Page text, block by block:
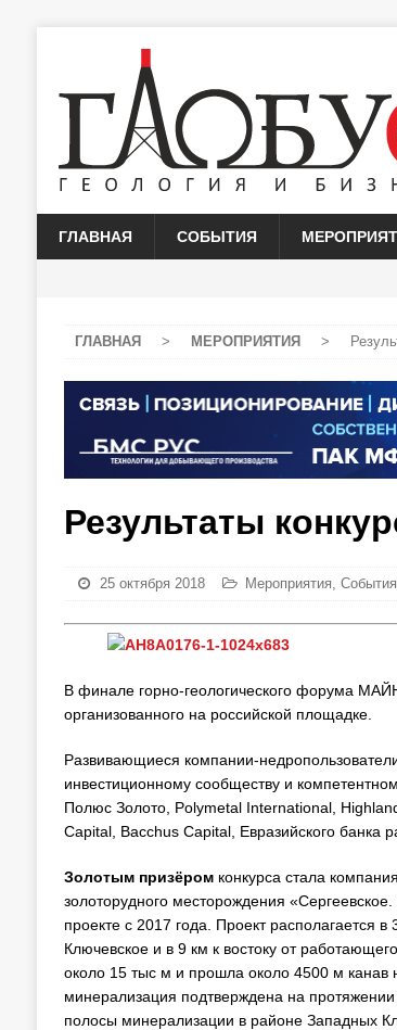
ГЛАВНАЯ СОБЫТИЯ
ГЛАВНАЯ > МЕРОПРИЯТИЯ >
Результаты
25 октября 2018 Мероприятия, События
В финале горно-геологического форума
организованного на российской площадке.
Развивающиеся компании-
инвестиционному сообществу и
Полюс Золото, Polymetal International,
Capital, Bacchus Capital, Евразийского банка
Золотым призёромконкурса стала
золоторудного месторождения
проекте с 2017 года. Проект располагается
Ключевское и в 9 км к востоку от
около 15 тыс м и прошла около 4500 м канав
минерализация подтверждена на
полосы минерализации в районе Западных